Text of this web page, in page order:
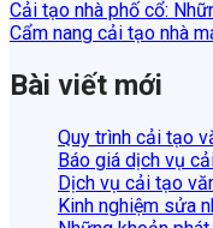
Cải tạo nhà phố cổ:
Cẩm nang cải tạo nhà
Bài viết mới
Quy trình cải tạo
Báo giá dịch vụ
Dịch vụ cải tạo
Kinh nghiệm sửa